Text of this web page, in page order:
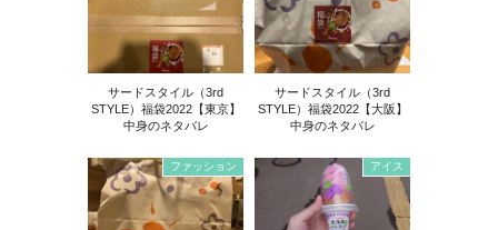
サードスタイル（3rd
STYLE）福袋2022【東京】
中身のネタバレ
サードスタイル（3rd
STYLE）福袋2022【大阪】
中身のネタバレ
ファッション アイス